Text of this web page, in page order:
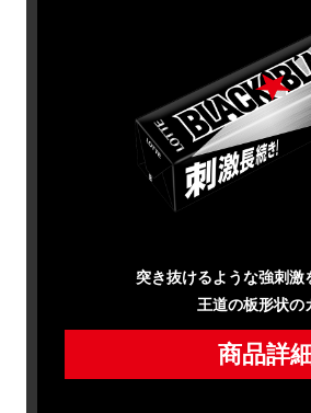
突き抜けるような強刺激
王道の板形状の
商品詳